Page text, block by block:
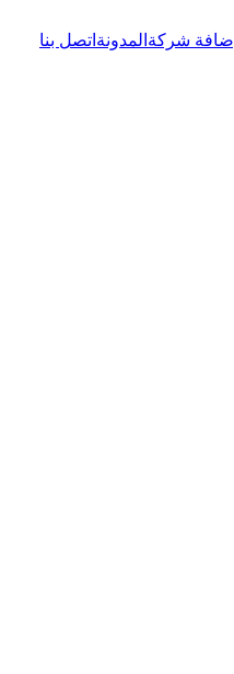
إضافة شركة المدونة اتصل بنا